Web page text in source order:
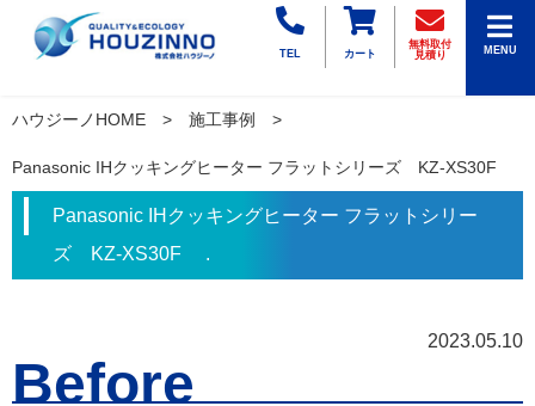
TEL カート
無料取付
見積り
MENU
ハウジーノHOME 施工事例
Panasonic IHクッキングヒーター フラットシリーズ KZ-XS30F
Panasonic IHクッキングヒーター フラットシリー
ズ KZ-XS30F .
2023.05.10
Before